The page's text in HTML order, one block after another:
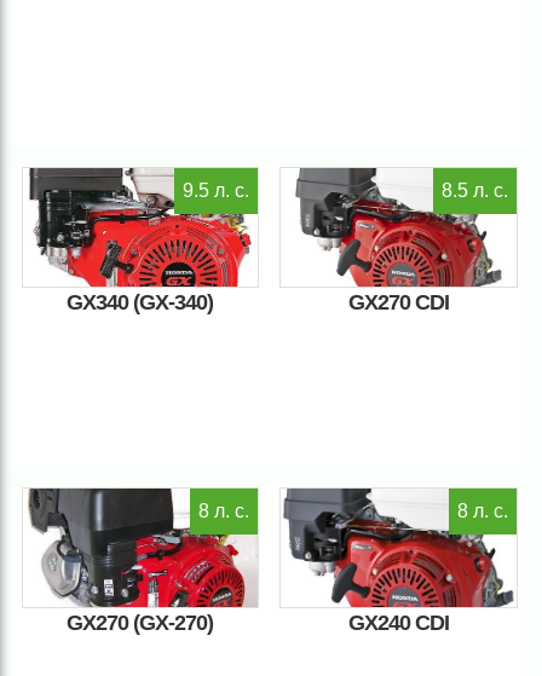
9.5 л. с.
GX340 (GX-340)
8.5 л. с.
GX270 CDI
8 л. с.
GX270 (GX-270)
8 л. с.
GX240 CDI